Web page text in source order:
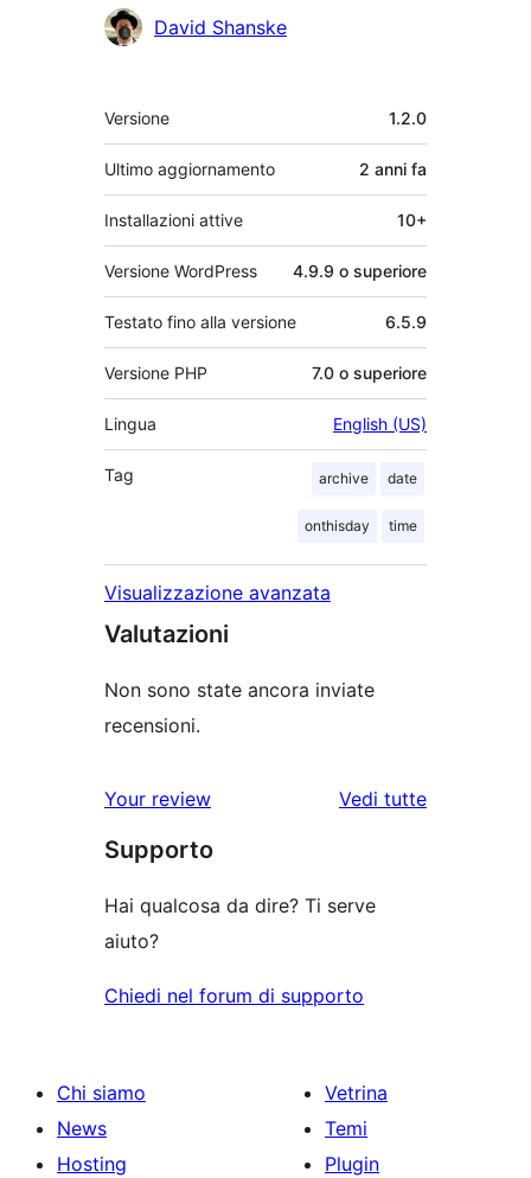
Collaboratori
David Shanske
Meta
Versione 1.2.0
Ultimo aggiornamento 2 anni fa
Installazioni attive 10+
Versione WordPress 4.9.9 o superiore
Testato fino alla versione 6.5.9
Versione PHP 7.0 o superiore
Lingua English (US)
Tag archive date
onthisday time
Visualizzazione avanzata
Valutazioni
Non sono state ancora inviate
recensioni.
Your review
Vedi tutte
Supporto
Hai qualcosa da dire? Ti serve
aiuto?
Chiedi nel forum di supporto
Chi siamo
News
Hosting
Vetrina
Temi
Plugin